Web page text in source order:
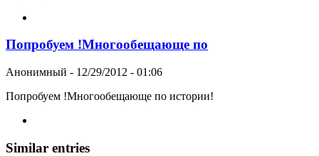
Попробуем !Многообещающе по
Анонимный - 12/29/2012 - 01:06
Попробуем !Многообещающе по истории!
Similar entries